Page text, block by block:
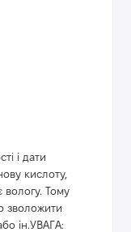
і дати
кислоту,
вологу. Тому
зволожити
ін.УВАГА: